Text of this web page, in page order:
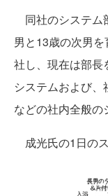
同社のシステム
男と13歳の次男
社し、現在は部長
システムおよび
などの社内全般の
成光氏の1日の